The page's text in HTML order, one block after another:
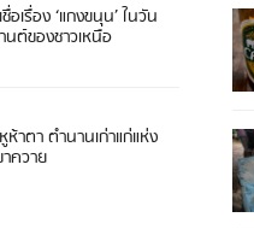
อเรื่อง ‘แกงขนุน’ ในวัน
นต์ของชาวเหนือ
ห้าตา ตำนานเก่าแก่แห่ง
ควาย